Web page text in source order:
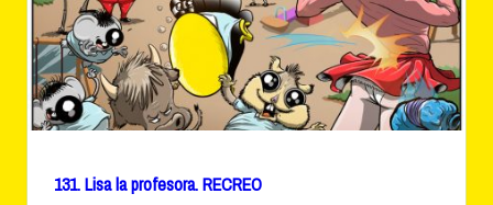
131. Lisa la profesora. RECREO